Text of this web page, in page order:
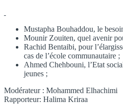
Mustapha Bouhaddou, le
Mounir Zouiten, quel avenir
Rachid Bentaibi, pour
cas de l’école communautaire ;
Ahmed Chehbouni, l’Etat
jeunes ;
Modérateur : Mohammed Elhachimi
Rapporteur: Halima Kriraa